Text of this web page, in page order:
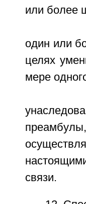
или более
один или
целях
мере
связи.